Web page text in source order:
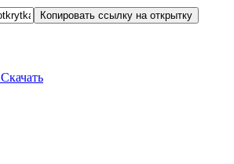
Копировать ссылку на открытку
Скачать